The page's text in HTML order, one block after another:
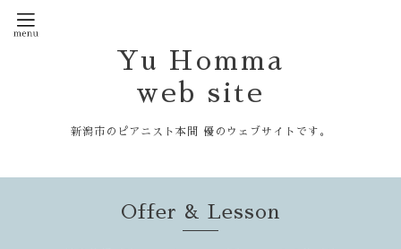
Yu Homma
web site
新潟市のピアニスト本間 優のウェブサイトです。
Offer & Lesson